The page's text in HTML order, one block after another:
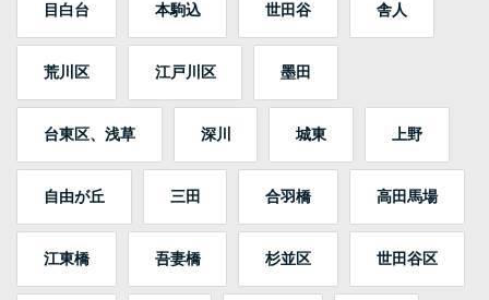
目白台 本駒込 世田谷 舎人
荒川区 江戸川区 墨田
台東区、浅草 深川 城東 上野
自由が丘 三田 合羽橋 高田馬場
江東橋 吾妻橋 杉並区 世田谷区